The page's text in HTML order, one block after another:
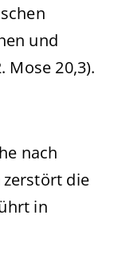
und
Mose 20,3).
nach
die
in